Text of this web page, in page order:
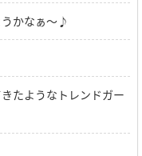
かなぁ～♪
たようなトレンドガー